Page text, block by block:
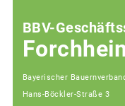
BBV-
Bayerischer
Hans-Böckler-Straße 3